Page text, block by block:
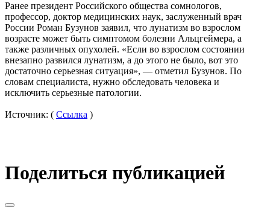
Ранее президент Российского общества сомнологов,
профессор, доктор медицинских наук, заслуженный врач
России Роман Бузунов заявил, что лунатизм во взрослом
возрасте может быть симптомом болезни Альцгеймера, а
также различных опухолей. «Если во взрослом состоянии
внезапно развился лунатизм, а до этого не было, вот это
достаточно серьезная ситуация», — отметил Бузунов. По
словам специалиста, нужно обследовать человека и
исключить серьезные патологии.
Источник: ( Ссылка )
Поделиться публикацией